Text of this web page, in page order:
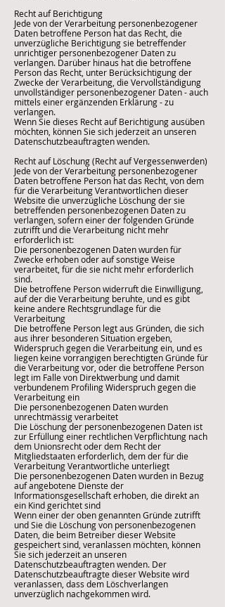
Recht auf Berichtigung
Jede von der Verarbeitung personenbezogener
Daten betroffene Person hat das Recht, die
unverzügliche Berichtigung sie betreffender
unrichtiger personenbezogener Daten zu
verlangen. Darüber hinaus hat die betroffene
Person das Recht, unter Berücksichtigung der
Zwecke der Verarbeitung, die Vervollständigung
unvollständiger personenbezogener Daten - auch
mittels einer ergänzenden Erklärung - zu
verlangen.
Wenn Sie dieses Recht auf Berichtigung ausüben
möchten, können Sie sich jederzeit an unseren
Datenschutzbeauftragten wenden.
Recht auf Löschung (Recht auf Vergessenwerden)
Jede von der Verarbeitung personenbezogener
Daten betroffene Person hat das Recht, von dem
für die Verarbeitung Verantwortlichen dieser
Website die unverzügliche Löschung der sie
betreffenden personenbezogenen Daten zu
verlangen, sofern einer der folgenden Gründe
zutrifft und die Verarbeitung nicht mehr
erforderlich ist:
Die personenbezogenen Daten wurden für
Zwecke erhoben oder auf sonstige Weise
verarbeitet, für die sie nicht mehr erforderlich
sind.
Die betroffene Person widerruft die Einwilligung,
auf der die Verarbeitung beruhte, und es gibt
keine andere Rechtsgrundlage für die
Verarbeitung
Die betroffene Person legt aus Gründen, die sich
aus ihrer besonderen Situation ergeben,
Widerspruch gegen die Verarbeitung ein, und es
liegen keine vorrangigen berechtigten Gründe für
die Verarbeitung vor, oder die betroffene Person
legt im Falle von Direktwerbung und damit
verbundenem Profiling Widerspruch gegen die
Verarbeitung ein
Die personenbezogenen Daten wurden
unrechtmässig verarbeitet
Die Löschung der personenbezogenen Daten ist
zur Erfüllung einer rechtlichen Verpflichtung nach
dem Unionsrecht oder dem Recht der
Mitgliedstaaten erforderlich, dem der für die
Verarbeitung Verantwortliche unterliegt
Die personenbezogenen Daten wurden in Bezug
auf angebotene Dienste der
Informationsgesellschaft erhoben, die direkt an
ein Kind gerichtet sind
Wenn einer der oben genannten Gründe zutrifft
und Sie die Löschung von personenbezogenen
Daten, die beim Betreiber dieser Website
gespeichert sind, veranlassen möchten, können
Sie sich jederzeit an unseren
Datenschutzbeauftragten wenden. Der
Datenschutzbeauftragte dieser Website wird
veranlassen, dass dem Löschverlangen
unverzüglich nachgekommen wird.